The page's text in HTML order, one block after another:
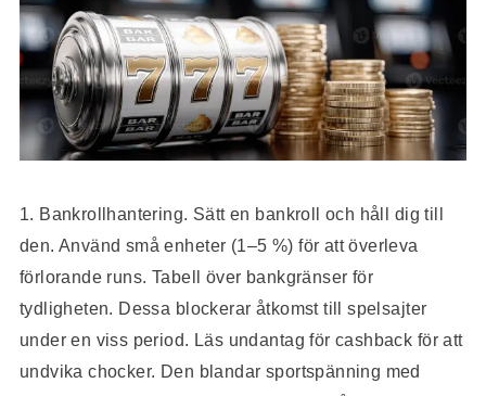
1. Bankrollhantering. Sätt en bankroll och håll dig till
den. Använd små enheter (1–5 %) för att överleva
förlorande runs. Tabell över bankgränser för
tydligheten. Dessa blockerar åtkomst till spelsajter
under en viss period. Läs undantag för cashback för att
undvika chocker. Den blandar sportspänning med